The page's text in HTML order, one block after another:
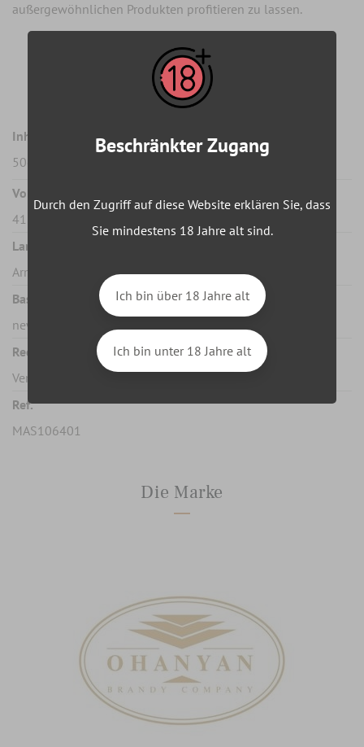
außergewöhnlichen Produkten profitieren zu lassen.
Merkmale
Inhalt :
50cl
Vol. Alkohol :
41%
Land :
Armenien
Basismessung des Einheitspreises :
new
Rechtmäßigkeit :
Verbot für Minderjährige unter 18 Jahren
Ref.
MAS106401
Die Marke
Beschränkter Zugang
Durch den Zugriff auf diese Website erklären Sie, dass
Sie mindestens 18 Jahre alt sind.
Ich bin über 18 Jahre alt
Ich bin unter 18 Jahre alt